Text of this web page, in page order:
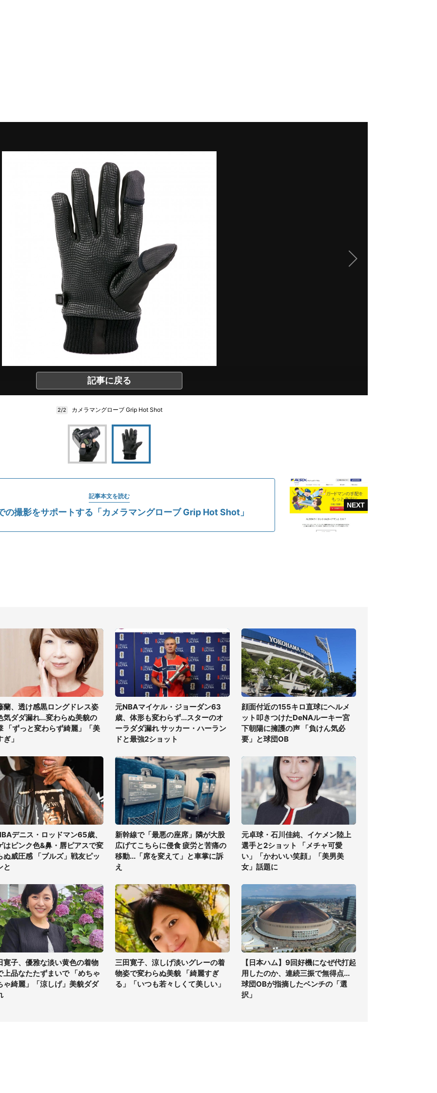
記事に戻る
2/2 カメラマングローブ Grip Hot Shot
記事本文を読む
の撮影をサポートする「カメラマングローブ Grip Hot Shot」
蘭、透け感黒ロングドレス姿
気ダダ漏れ...変わらぬ美貌の
「ずっと変わらず綺麗」「美
」
元NBAマイケル・ジョーダン63
歳、体形も変わらず...スターのオ
ーラダダ漏れ サッカー・ハーラン
ドと最強2ショット
顔面付近の155キロ直球にヘルメ
ット叩きつけたDeNAルーキー宮
下朝陽に擁護の声 「負けん気必
要」と球団OB
デニス・ロッドマン65歳、
はピンク色&鼻・唇ピアスで変
ぬ威圧感 「ブルズ」戦友ピッ
と
新幹線で「最悪の座席」隣が大股
広げてこちらに侵食 疲労と苦痛の
移動...「席を変えて」と車掌に訴
え
元卓球・石川佳純、イケメン陸上
選手と2ショット 「メチャ可愛
い」「かわいい笑顔」「美男美
女」話題に
寛子、優雅な淡い黄色の着物
上品なたたずまいで 「めちゃ
ゃ綺麗」「涼しげ」美貌ダダ
三田寛子、涼しげ淡いグレーの着
物姿で変わらぬ美貌 「綺麗すぎ
る」「いつも若々しくて美しい」
【日本ハム】9回好機になぜ代打起
用したのか、連続三振で無得点...
球団OBが指摘したベンチの「選
択」